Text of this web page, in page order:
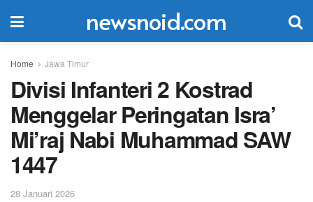
newsnoid.com
Home Jawa Timur
Divisi Infanteri 2 Kostrad
Menggelar Peringatan Isra’
Mi’raj Nabi Muhammad SAW
1447
28 Januari 2026